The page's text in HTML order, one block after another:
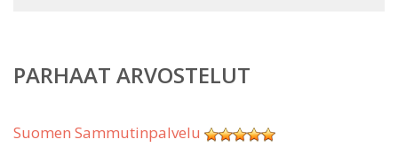
PARHAAT ARVOSTELUT
Suomen Sammutinpalvelu